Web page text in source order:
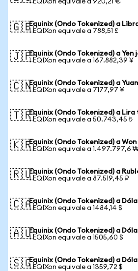
1 EQIXon equivale a 920,21 €
🇬🇧Equinix (Ondo Tokenized) a
1 EQIXon equivale a 788,51 £
🇯🇵Equinix (Ondo Tokenized) a Yen
1 EQIXon equivale a 167.882,39 ¥
🇨🇳Equinix (Ondo Tokenized) a
1 EQIXon equivale a 7177,97 ¥
🇹🇷Equinix (Ondo Tokenized) a Lira
1 EQIXon equivale a 50.743,45 ₺
🇰🇷Equinix (Ondo Tokenized) a
1 EQIXon equivale a 1.497.797,6
🇷🇺Equinix (Ondo Tokenized) a
1 EQIXon equivale a 87.519,45 ₽
🇨🇦Equinix (Ondo Tokenized) a
1 EQIXon equivale a 1484,14 $
🇦🇺Equinix (Ondo Tokenized) a
1 EQIXon equivale a 1505,60 $
🇸🇬Equinix (Ondo Tokenized) a
1 EQIXon equivale a 1359,72 $